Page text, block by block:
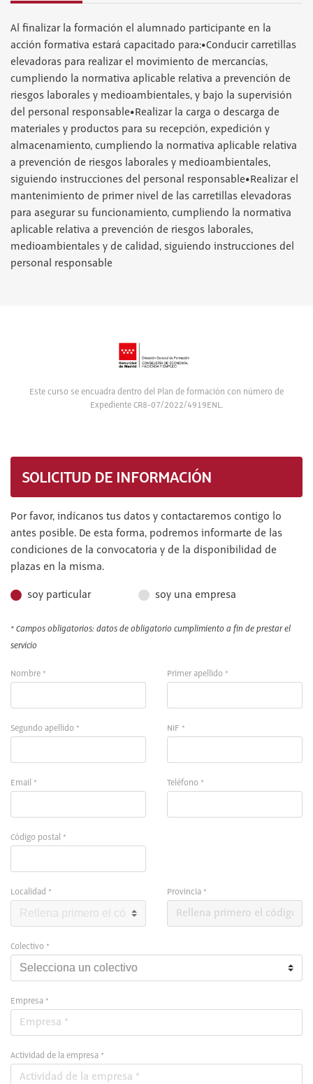
Al finalizar la formación el alumnado participante en la
acción formativa estará capacitado para:•Conducir carretillas
elevadoras para realizar el movimiento de mercancías,
cumpliendo la normativa aplicable relativa a prevención de
riesgos laborales y medioambientales, y bajo la supervisión
del personal responsable•Realizar la carga o descarga de
materiales y productos para su recepción, expedición y
almacenamiento, cumpliendo la normativa aplicable relativa
a prevención de riesgos laborales y medioambientales,
siguiendo instrucciones del personal responsable•Realizar el
mantenimiento de primer nivel de las carretillas elevadoras
para asegurar su funcionamiento, cumpliendo la normativa
aplicable relativa a prevención de riesgos laborales,
medioambientales y de calidad, siguiendo instrucciones del
personal responsable
Este curso se encuadra dentro del Plan de formación con número de
Expediente CR8-07/2022/4919ENL.
SOLICITUD DE INFORMACIÓN
Por favor, indícanos tus datos y contactaremos contigo lo
antes posible. De esta forma, podremos informarte de las
condiciones de la convocatoria y de la disponibilidad de
plazas en la misma.
soy particular soy una empresa
* Campos obligatorios: datos de obligatorio cumplimiento a fin de prestar el
servicio
Nombre * Primer apellido *
Segundo apellido * NIF *
Email * Teléfono *
Código postal *
Localidad * Provincia *
Colectivo *
Empresa *
Actividad de la empresa *